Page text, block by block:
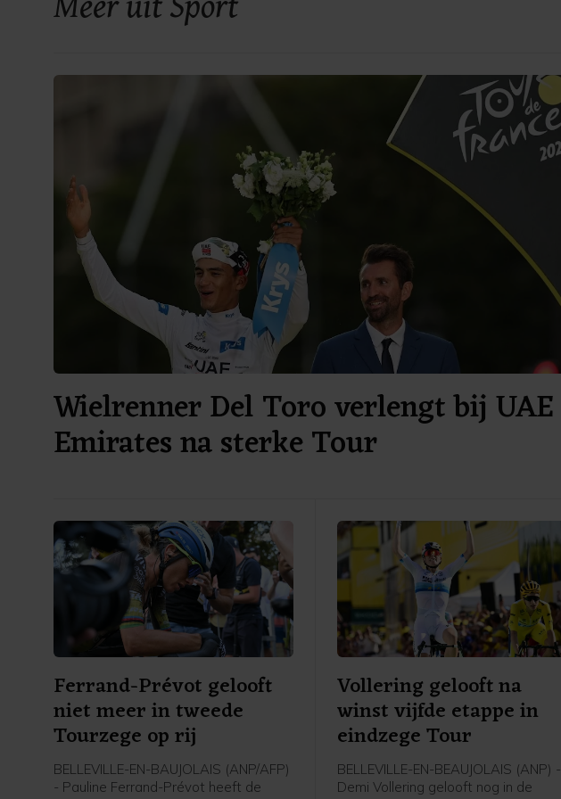
Wielrenner Del Toro verlengt bij UAE
Emirates na sterke Tour
Ferrand-Prévot gelooft
niet meer in tweede
Tourzege op rij
BELLEVILLE-EN-BAUJOLAIS (ANP/AFP)
- Pauline Ferrand-Prévot heeft de
Vollering gelooft na
winst vijfde etappe in
eindzege Tour
BELLEVILLE-EN-BEAUJOLAIS (ANP) -
Demi Vollering gelooft nog in de